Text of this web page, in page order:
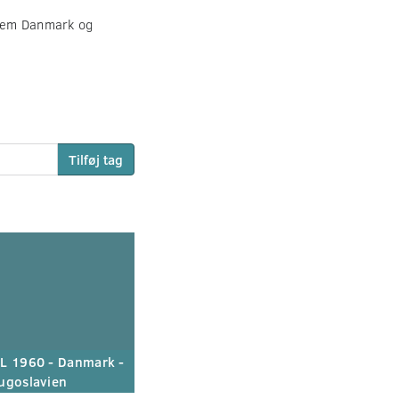
Danmark og
Tilføj tag
1960 - Danmark -